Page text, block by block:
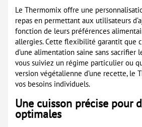
Le Thermomix offre une
repas en permettant aux utilisateurs
fonction de leurs préférences
allergies. Cette flexibilité garantit que
d’une alimentation saine sans sacrifier
vous suiviez un régime particulier ou
version végétalienne d’une recette, le
vos besoins individuels.
Une cuisson précise pour
optimales